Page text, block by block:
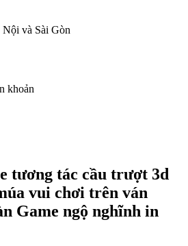
và Sài Gòn
khoản
tương tác cầu trượt 3d
vui chơi trên ván
Game ngộ nghĩnh in